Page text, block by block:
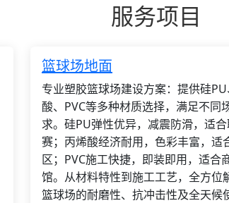
服务项目
篮球场地面
专业塑胶篮球场建设方案：提供硅
酸、PVC等多种材质选择，满足不同
求。硅PU弹性优异，减震防滑，适
赛；丙烯酸经济耐用，色彩丰富，适
区；PVC施工快捷，即装即用，适合
馆。从材料特性到施工工艺，全方位
篮球场的耐磨性、抗冲击性及全天候